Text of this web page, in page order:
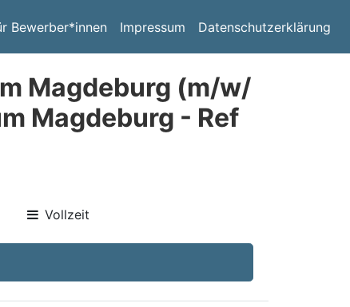
Bewerber*innen Impressum Datenschutzerklärung
Magdeburg (m/w/
Magdeburg - Ref
Vollzeit